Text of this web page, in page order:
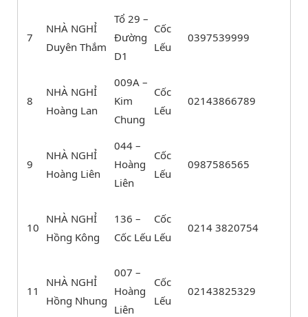
7
NHÀ NGHỈ
Duyên Thắm
Tổ 29 –
Đường
D1
Cốc
Lếu
0397539999
8
NHÀ NGHỈ
Hoàng Lan
009A –
Kim
Chung
Cốc
Lếu
02143866789
9
NHÀ NGHỈ
Hoàng Liên
044 –
Hoàng
Liên
Cốc
Lếu
0987586565
10
NHÀ NGHỈ
Hồng Kông
136 –
Cốc Lếu
Cốc
Lếu
0214 3820754
11
NHÀ NGHỈ
Hồng Nhung
007 –
Hoàng
Liên
Cốc
Lếu
02143825329